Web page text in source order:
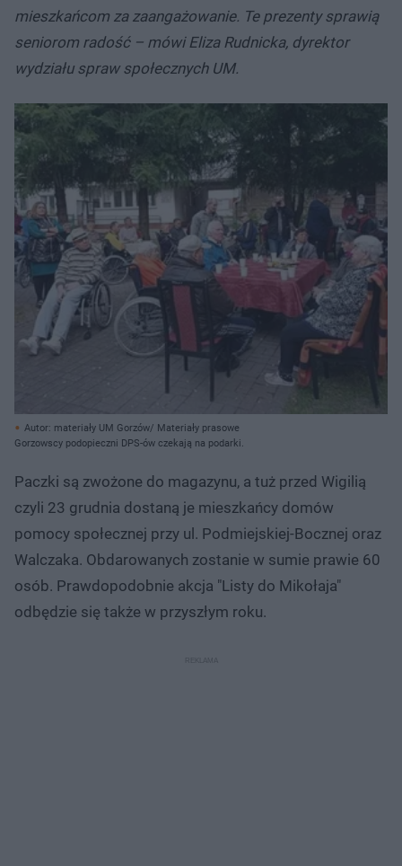
mieszkańcom za zaangażowanie. Te prezenty sprawią
seniorom radość – mówi Eliza Rudnicka, dyrektor
wydziału spraw społecznych UM.
Autor: materiały UM Gorzów/ Materiały prasowe
Gorzowscy podopieczni DPS-ów czekają na podarki.
Paczki są zwożone do magazynu, a tuż przed Wigilią
czyli 23 grudnia dostaną je mieszkańcy domów
pomocy społecznej przy ul. Podmiejskiej-Bocznej oraz
Walczaka. Obdarowanych zostanie w sumie prawie 60
osób. Prawdopodobnie akcja "Listy do Mikołaja"
odbędzie się także w przyszłym roku.